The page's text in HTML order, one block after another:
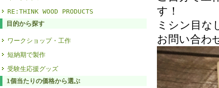
RE:THINK WOOD PRODUCTS
目的から探す
ワークショップ・工作
短納期で製作
受験生応援グッズ
1個当たりの価格から選ぶ
す！
ミシン目な
お問い合わ